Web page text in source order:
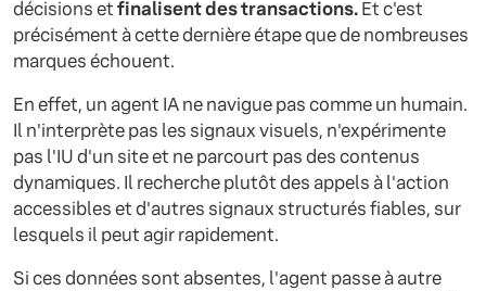
décisions etfinalisent des transactions.Et c'est
précisément à cette dernière étape que de nombreuses
marques échouent.
En effet, un agent IA ne navigue pas comme un humain.
Il n'interprète pas les signaux visuels, n'expérimente
pas l'IU d'un site et ne parcourt pas des contenus
dynamiques. Il recherche plutôt des appels à l'action
accessibles et d'autres signaux structurés fiables, sur
lesquels il peut agir rapidement.
Si ces données sont absentes, l'agent passe à autre